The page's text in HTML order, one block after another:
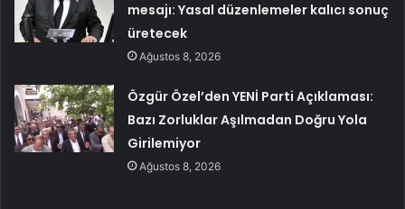
mesajı: Yasal düzenlemeler kalıcı sonuç
üretecek
Ağustos 8, 2026
Özgür Özel’den YENİ Parti Açıklaması:
Bazı Zorluklar Aşılmadan Doğru Yola
Girilemiyor
Ağustos 8, 2026